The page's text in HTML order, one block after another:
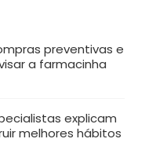
preventivas e
a farmacinha
explicam
melhores hábitos